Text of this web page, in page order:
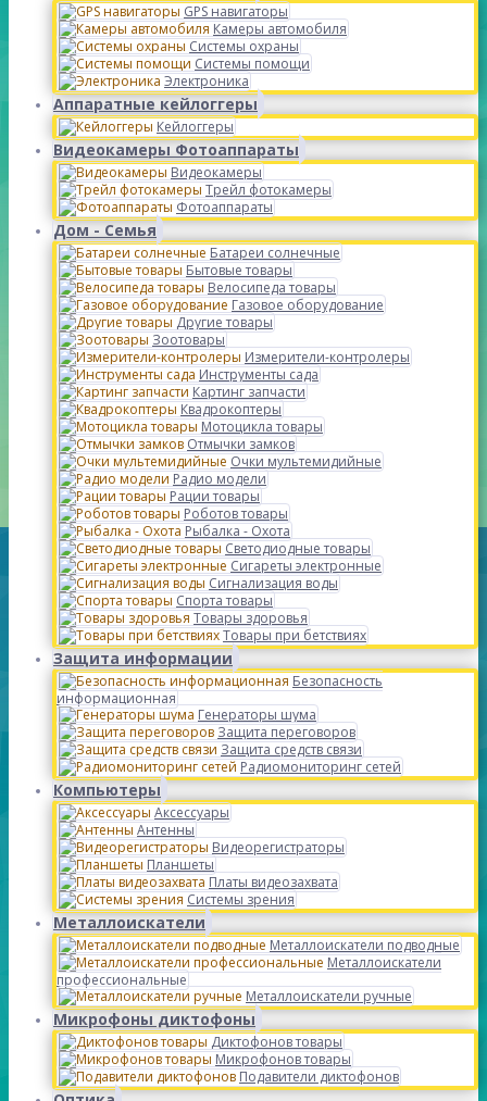
GPS навигаторы
Камеры автомобиля
Системы охраны
Системы помощи
Электроника
Аппаратные кейлоггеры
Кейлоггеры
Видеокамеры Фотоаппараты
Видеокамеры
Трейл фотокамеры
Фотоаппараты
Дом - Семья
Батареи солнечные
Бытовые товары
Велосипеда товары
Газовое оборудование
Другие товары
Зоотовары
Измерители-контролеры
Инструменты сада
Картинг запчасти
Квадрокоптеры
Мотоцикла товары
Отмычки замков
Очки мультемидийные
Радио модели
Рации товары
Роботов товары
Рыбалка - Охота
Светодиодные товары
Сигареты электронные
Сигнализация воды
Спорта товары
Товары здоровья
Товары при бетствиях
Защита информации
Безопасность
информационная
Генераторы шума
Защита переговоров
Защита средств связи
Радиомониторинг сетей
Компьютеры
Аксессуары
Антенны
Видеорегистраторы
Планшеты
Платы видеозахвата
Системы зрения
Металлоискатели
Металлоискатели подводные
Металлоискатели
профессиональные
Металлоискатели ручные
Микрофоны диктофоны
Диктофонов товары
Микрофонов товары
Подавители диктофонов